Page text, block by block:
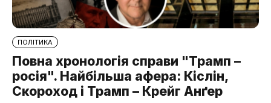
ПОЛІТИКА
Повна хронологія справи "Трамп –
росія". Найбільша афера: Кіслін,
Скороход і Трамп – Крейг Анґер